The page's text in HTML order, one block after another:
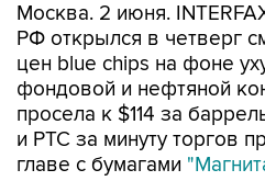
Москва. 2 июня.
РФ открылся в четверг
цен blue chips на фоне
фондовой и нефтяной
просела к $114 за
и РТС за минуту торгов
главе с бумагами